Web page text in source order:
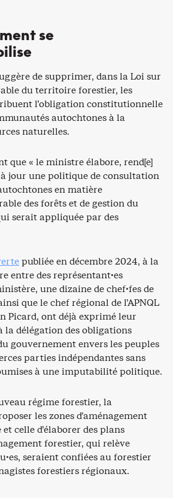
se
de supprimer, dans la Loi sur
du territoire forestier, les
l’obligation constitutionnelle
autochtones à la
naturelles.
que « le ministre élabore, rend[e]
jour une politique de consultation
en matière
des forêts et de gestion du
serait appliquée par des
publiée en décembre 2024, à la
entre des représentant·es
une dizaine de chef·fes de
que le chef régional de l’APNQL
Picard, ont déjà exprimé leur
délégation des obligations
gouvernement envers les peuples
parties indépendantes sans
à une imputabilité politique.
régime forestier, la
les zones d’aménagement
celle d’élaborer des plans
forestier, qui relève
seraient confiées au forestier
forestiers régionaux.